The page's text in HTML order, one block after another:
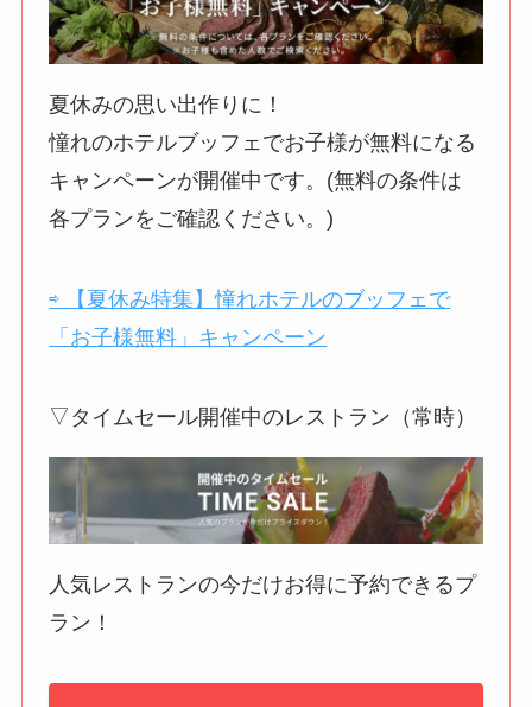
夏休みの思い出作りに！
憧れのホテルブッフェでお子様が無料になる
キャンペーンが開催中です。(無料の条件は
各プランをご確認ください。)
⇨ 【夏休み特集】憧れホテルのブッフェで
「お子様無料」キャンペーン
▽タイムセール開催中のレストラン（常時）
人気レストランの今だけお得に予約できるプ
ラン！